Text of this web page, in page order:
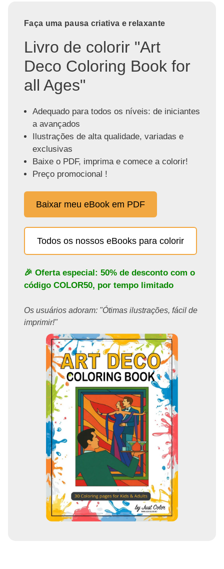
Faça uma pausa criativa e relaxante
Livro de colorir "Art
Deco Coloring Book for
all Ages"
Adequado para todos os níveis: de iniciantes
a avançados
Ilustrações de alta qualidade, variadas e
exclusivas
Baixe o PDF, imprima e comece a colorir!
Preço promocional !
Baixar meu eBook em PDF
Todos os nossos eBooks para colorir
🎉 Oferta especial: 50% de desconto com o
código COLOR50, por tempo limitado
Os usuários adoram: "Ótimas ilustrações, fácil de
imprimir!"